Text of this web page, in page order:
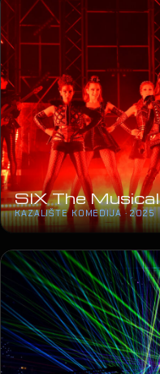
SIX The Musical
KAZALIŠTE KOMEDIJA · 2025